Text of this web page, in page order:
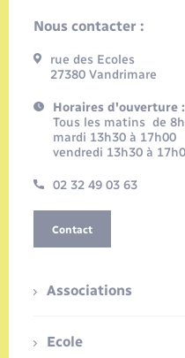
Nous contacter :
rue des Ecoles
27380 Vandrimare
Horaires d'ouverture :
Tous les matins de
mardi 13h30 à 17h00
vendredi 13h30 à
02 32 49 03 63
Contact
Associations
Ecole